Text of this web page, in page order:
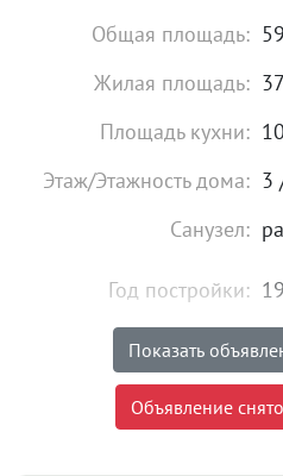
Общая площадь:
Жилая площадь:
Площадь кухни:
Этаж/Этажность дома: 3
Санузел:
Год постройки:
Состояние:
Цена:
Показать
Объявление